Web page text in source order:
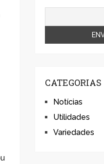
CATEGORIAS
Notícias
Utilidades
Variedades